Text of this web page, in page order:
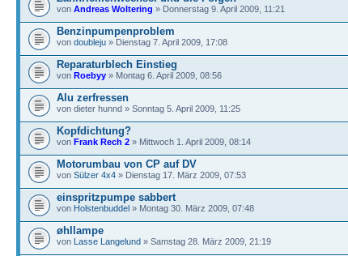
von Andreas Woltering » Donnerstag 9. April 2009, 11:21
Benzinpumpenproblem
von doubleju » Dienstag 7. April 2009, 17:08
Reparaturblech Einstieg
von Roebyy » Montag 6. April 2009, 08:56
Alu zerfressen
von dieter hunnd » Sonntag 5. April 2009, 11:25
Kopfdichtung?
von Frank Rech 2 » Mittwoch 1. April 2009, 08:14
Motorumbau von CP auf DV
von Sülzer 4x4 » Dienstag 17. März 2009, 07:53
einspritzpumpe sabbert
von Holstenbuddel » Montag 30. März 2009, 07:48
øhllampe
von Lasse Langelund » Samstag 28. März 2009, 21:19